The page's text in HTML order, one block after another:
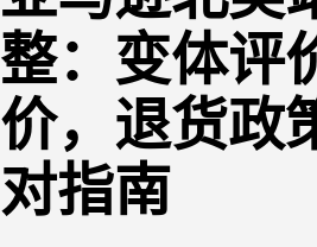
整：变体评
价，退货
对指南